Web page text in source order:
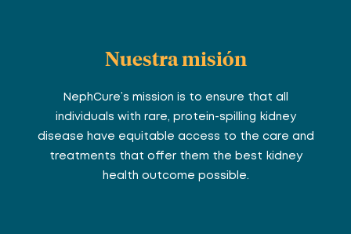
Nuestra misión
NephCure’s mission is to ensure that all
individuals with rare, protein-spilling kidney
disease have equitable access to the care and
treatments that offer them the best kidney
health outcome possible.